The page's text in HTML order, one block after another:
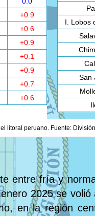
+0.9
+0.6
+0.9
+0.1
+0.9
+0.7
+0.6
I. Lobos
San
litoral peruano. Fuente:
entre fría y
2025 se
en la región